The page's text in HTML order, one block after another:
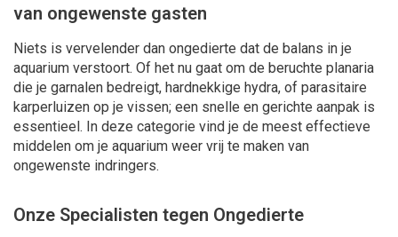
van ongewenste gasten
Niets is vervelender dan ongedierte dat de balans in je
aquarium verstoort. Of het nu gaat om de beruchte planaria
die je garnalen bedreigt, hardnekkige hydra, of parasitaire
karperluizen op je vissen; een snelle en gerichte aanpak is
essentieel. In deze categorie vind je de meest effectieve
middelen om je aquarium weer vrij te maken van
ongewenste indringers.
Onze Specialisten tegen Ongedierte